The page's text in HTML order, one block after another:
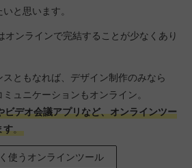
と思います。
オンラインで完結することが少なくあり
ともなれば、デザイン制作のみなら
ュニケーションもオンライン。
ビデオ会議アプリなど、オンラインツー
す。
使うオンラインツール